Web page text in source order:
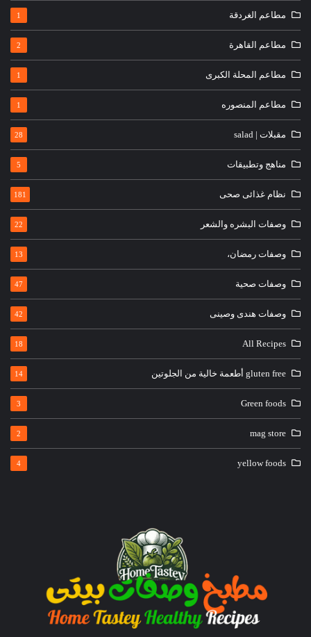
مطاعم الغردقة 1
مطاعم القاهرة 2
مطاعم المحلة الكبرى 1
مطاعم المنصوره 1
مقبلات | salad 28
مناهج وتطبيقات 5
نظام غذائى صحى 181
وصفات البشره والشعر 22
وصفات رمضان، 13
وصفات صحية 47
وصفات هندى وصينى 42
All Recipes
18
gluten free أطعمة خالية من الجلوتين 14
Green foods
3
mag store
2
yellow foods
4